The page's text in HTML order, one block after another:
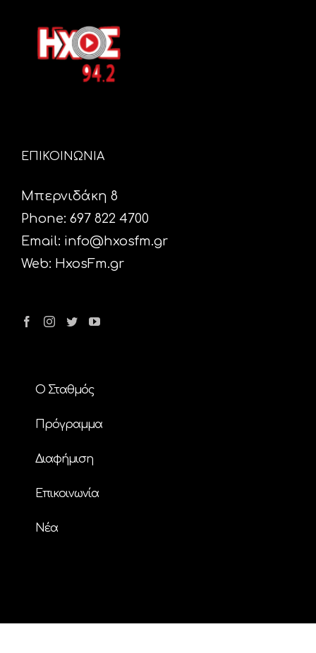
ΕΠΙΚΟΙΝΩΝΙΑ
Μπερνιδάκη 8
Phone: 697 822 4700
Email: info@hxosfm.gr
Web: HxosFm.gr
Ο Σταθμός
Πρόγραμμα
Διαφήμιση
Επικοινωνία
Nέα